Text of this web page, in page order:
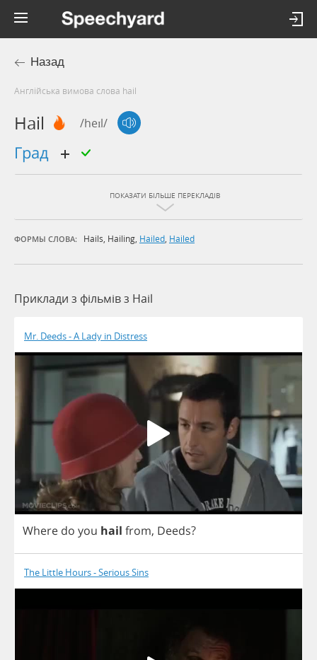
Назад
Англійська вимова слова hail
Hail /heɪl/
град
ПОКАЗАТИ БІЛЬШЕ ПЕРЕКЛАДІВ
ФОРМЫ СЛОВА: Hails, Hailing, Hailed, Hailed
Приклади з фільмів з Hail
Mr. Deeds - A Lady in Distress
Where do you hail from, Deeds?
The Little Hours - Serious Sins